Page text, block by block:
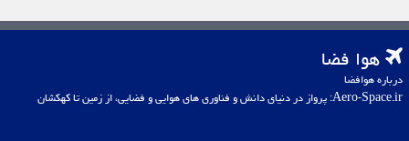
هوا فضا
درباره هوافضا
Aero-Space.ir: پرواز در دنیای دانش و فناوری های هوایی و فضایی، از زمین تا کهکشان